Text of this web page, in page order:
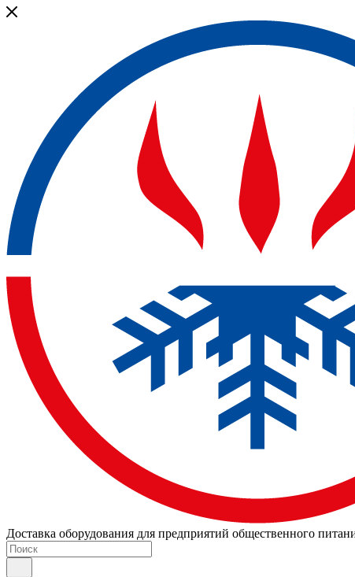
Доставка оборудования для предприятий общественного